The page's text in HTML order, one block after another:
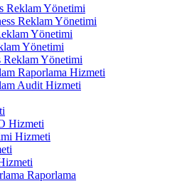
Reklam Yönetimi
Reklam Yönetimi
Yönetimi
Yönetimi
Reklam Yönetimi
Raporlama Hizmeti
Audit Hizmeti
Hizmeti
Hizmeti
Raporlama